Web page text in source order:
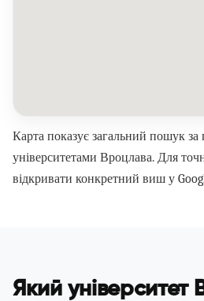
Карта показує загальний пошук
університетами Вроцлава. Для
відкривати конкретний виш у
Який університет